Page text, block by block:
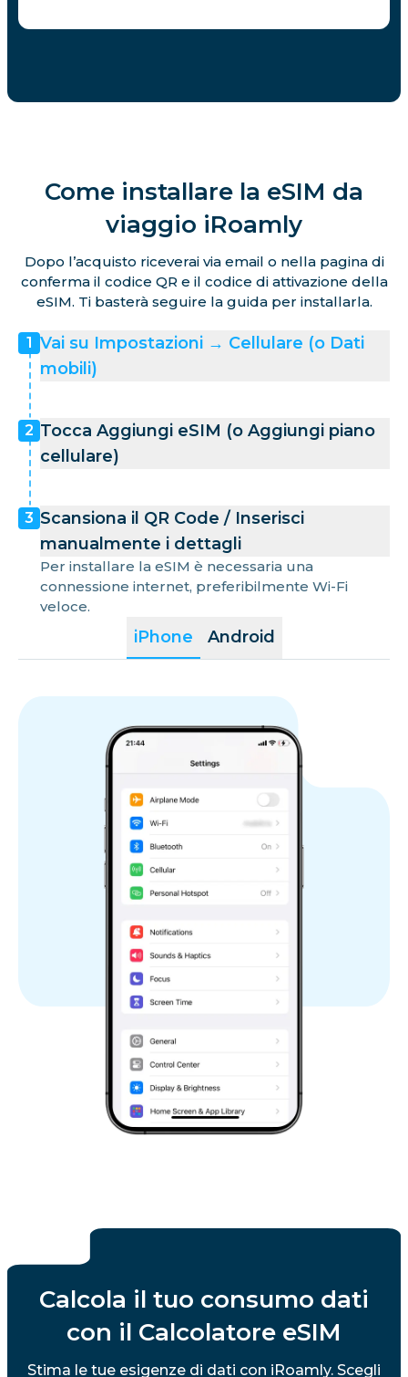
Come installare la eSIM da
viaggio iRoamly
Dopo l’acquisto riceverai via email o nella pagina di
conferma il codice QR e il codice di attivazione della
eSIM. Ti basterà seguire la guida per installarla.
iPhone Android
1 Vai su Impostazioni → Cellulare (o Dati
mobili)
2 Tocca Aggiungi eSIM (o Aggiungi piano
cellulare)
3 Scansiona il QR Code / Inserisci
manualmente i dettagli
Per installare la eSIM è necessaria una
connessione internet, preferibilmente Wi-Fi
veloce.
Calcola il tuo consumo dati
con il Calcolatore eSIM
Stima le tue esigenze di dati con iRoamly. Scegli